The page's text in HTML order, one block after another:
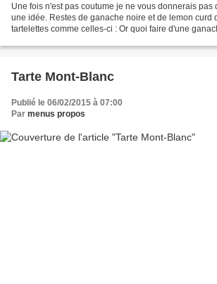
Une fois n'est pas coutume je ne vous donnerais pas
une idée. Restes de ganache noire et de lemon curd
tartelettes comme celles-ci : Or quoi faire d'une
Tarte Mont-Blanc
Publié le 06/02/2015 à 07:00
Par menus propos